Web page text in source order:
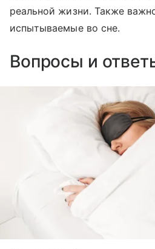
реальной жизни. Также
испытываемые во сне.
Вопросы и